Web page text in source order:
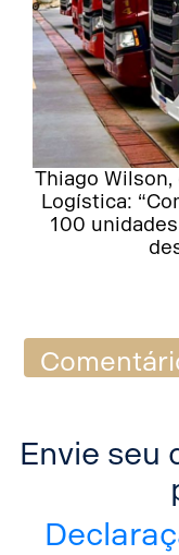
Thiago
Logística:
100
Envie seu